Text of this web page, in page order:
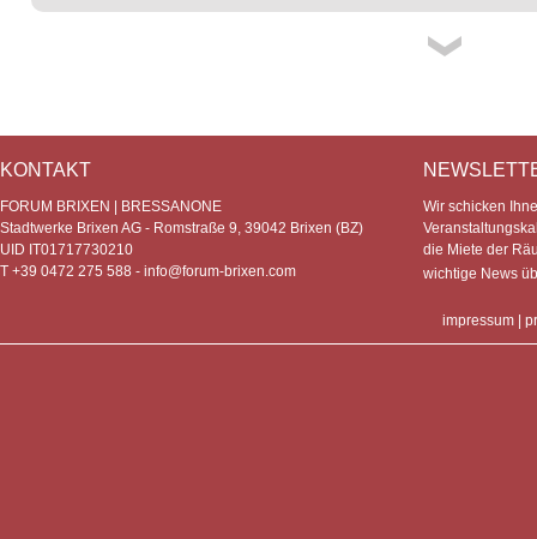
KONTAKT
FORUM BRIXEN | BRESSANONE
Stadtwerke Brixen AG - Romstraße 9, 39042 Brixen (BZ)
UID IT01717730210
T +39 0472 275 588 - info@forum-brixen.com
Wir schicken
die Miete der
wichtige News
impressum